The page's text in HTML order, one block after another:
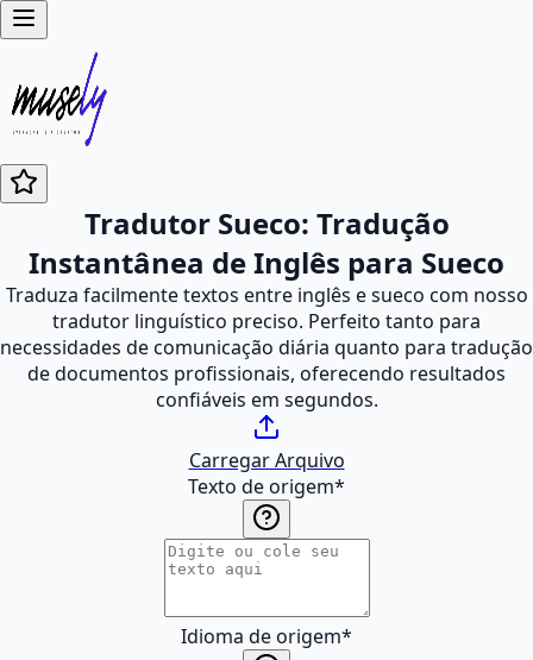
Tradutor Sueco: Tradução
Instantânea de Inglês para Sueco
Traduza facilmente textos entre inglês e sueco com nosso
tradutor linguístico preciso. Perfeito tanto para
necessidades de comunicação diária quanto para tradução
de documentos profissionais, oferecendo resultados
confiáveis em segundos.
Carregar Arquivo
Texto de origem*
Idioma de origem*